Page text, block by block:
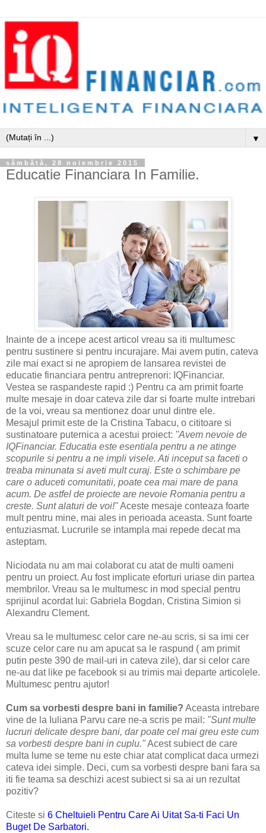
▼
sâmbătă, 28 noiembrie 2015
Educatie Financiara In Familie.
Inainte de a incepe acest articol vreau sa iti multumesc
pentru sustinere si pentru incurajare. Mai avem putin, cateva
zile mai exact si ne apropiem de lansarea revistei de
educatie financiara pentru antreprenori: IQFinanciar.
Vestea se raspandeste rapid :) Pentru ca am primit foarte
multe mesaje in doar cateva zile dar si foarte multe intrebari
de la voi, vreau sa mentionez doar unul dintre ele.
Mesajul primit este de la Cristina Tabacu, o cititoare si
sustinatoare puternica a acestui proiect: "Avem nevoie de
IQFinanciar. Educatia este esentiala pentru a ne atinge
scopurile si pentru a ne impli visele. Ati inceput sa faceti o
treaba minunata si aveti mult curaj. Este o schimbare pe
care o aduceti comunitatii, poate cea mai mare de pana
acum. De astfel de proiecte are nevoie Romania pentru a
creste. Sunt alaturi de voi!"Aceste mesaje conteaza foarte
mult pentru mine, mai ales in perioada aceasta. Sunt foarte
entuziasmat. Lucrurile se intampla mai repede decat ma
asteptam.
Niciodata nu am mai colaborat cu atat de multi oameni
pentru un proiect. Au fost implicate eforturi uriase din partea
membrilor. Vreau sa le multumesc in mod special pentru
sprijinul acordat lui: Gabriela Bogdan, Cristina Simion si
Alexandru Clement.
Vreau sa le multumesc celor care ne-au scris, si sa imi cer
scuze celor care nu am apucat sa le raspund ( am primit
putin peste 390 de mail-uri in cateva zile), dar si celor care
ne-au dat like pe facebook si au trimis mai departe articolele.
Multumesc pentru ajutor!
Cum sa vorbesti despre bani in familie? Aceasta intrebare
vine de la Iuliana Parvu care ne-a scris pe mail: "Sunt multe
lucruri delicate despre bani, dar poate cel mai greu este cum
sa vorbesti despre bani in cuplu."Acest subiect de care
multa lume se teme nu este chiar atat complicat daca urmezi
cateva idei simple. Deci, cum sa vorbesti despre bani fara sa
iti fie teama sa deschizi acest subiect si sa ai un rezultat
pozitiv?
Citeste si 6 Cheltuieli Pentru Care Ai Uitat Sa-ti Faci Un
Buget De Sarbatori.